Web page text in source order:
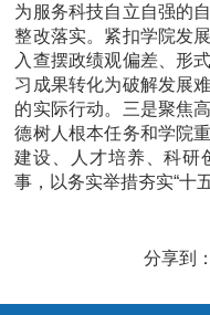
为服务科技自立自强的
整改落实。紧扣学院发
入查摆政绩观偏差、形
习成果转化为破解发展
的实际行动。三是聚焦
德树人根本任务和学院
建设、人才培养、科研
事，以务实举措夯实“十
分享到：